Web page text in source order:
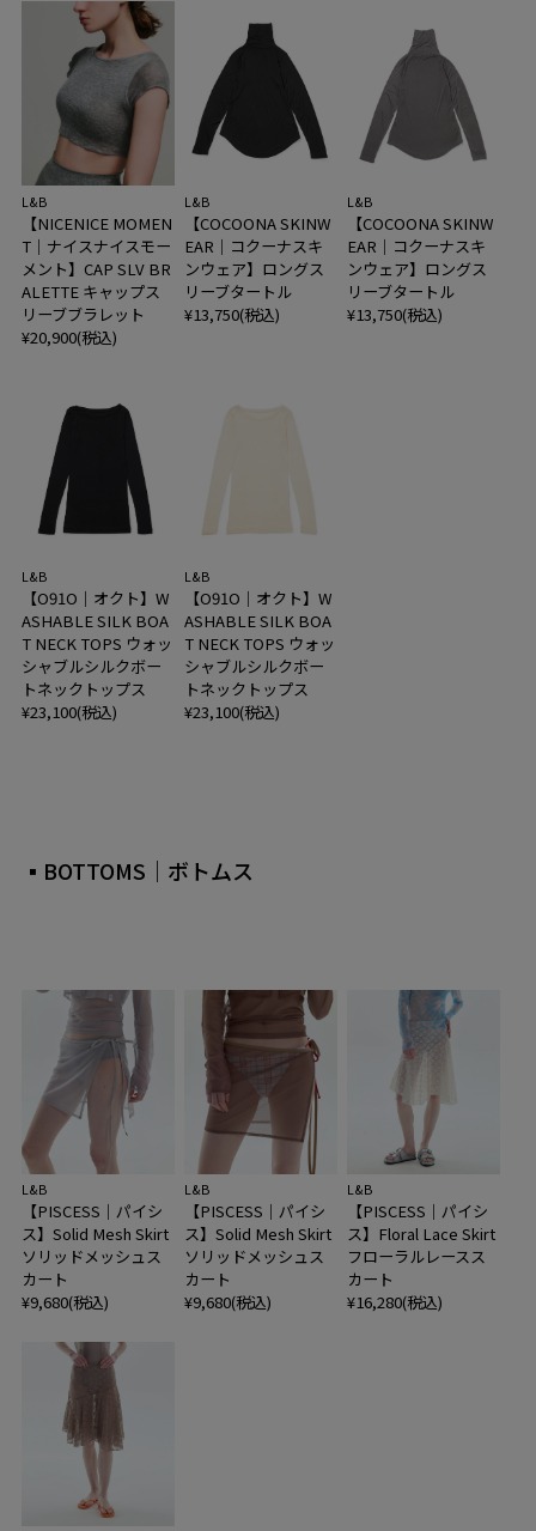
L&B
【NICENICE MOMEN
T｜ナイスナイスモー
メント】CAP SLV BR
ALETTE キャップス
リーブブラレット
¥20,900(税込)
L&B
【COCOONA SKINW
EAR｜コクーナスキ
ンウェア】ロングス
リーブタートル
¥13,750(税込)
L&B
【COCOONA SKINW
EAR｜コクーナスキ
ンウェア】ロングス
リーブタートル
¥13,750(税込)
L&B
【O91O｜オクト】W
ASHABLE SILK BOA
T NECK TOPS ウォッ
シャブルシルクボー
トネックトップス
¥23,100(税込)
L&B
【O91O｜オクト】W
ASHABLE SILK BOA
T NECK TOPS ウォッ
シャブルシルクボー
トネックトップス
¥23,100(税込)
▪BOTTOMS｜ボトムス
L&B
【PISCESS｜パイシ
ス】Solid Mesh Skirt
ソリッドメッシュス
カート
¥9,680(税込)
L&B
【PISCESS｜パイシ
ス】Solid Mesh Skirt
ソリッドメッシュス
カート
¥9,680(税込)
L&B
【PISCESS｜パイシ
ス】Floral Lace Skirt
フローラルレースス
カート
¥16,280(税込)